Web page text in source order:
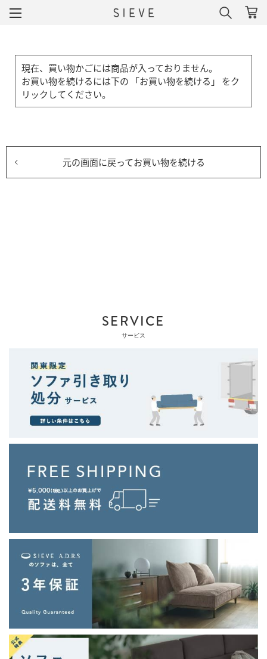
現在、買い物かごには商品が入っておりません。
お買い物を続けるには下の 「お買い物を続ける」 をク
リックしてください。
元の画面に戻ってお買い物を続ける
SERVICE
サービス